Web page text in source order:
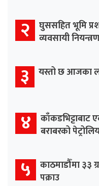
२ घुससहित भूमि
व्यवसायी
३ यस्तो छ आजका
४ काँकडभिट्टाबाट
बराबरको
५ काठमाडौँमा ३३
पक्राउ